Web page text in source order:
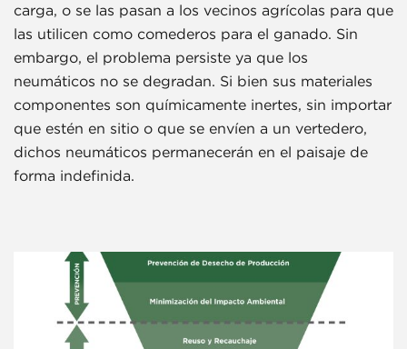
carga, o se las pasan a los vecinos agrícolas para que
las utilicen como comederos para el ganado. Sin
embargo, el problema persiste ya que los
neumáticos no se degradan. Si bien sus materiales
componentes son químicamente inertes, sin importar
que estén en sitio o que se envíen a un vertedero,
dichos neumáticos permanecerán en el paisaje de
forma indefinida.